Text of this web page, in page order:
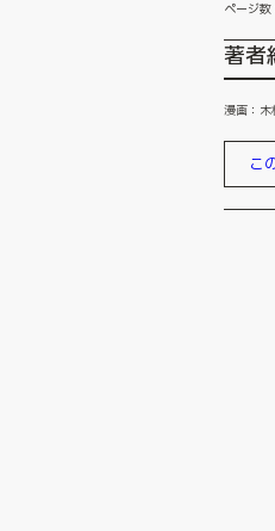
ページ数
著者
漫画：
こ